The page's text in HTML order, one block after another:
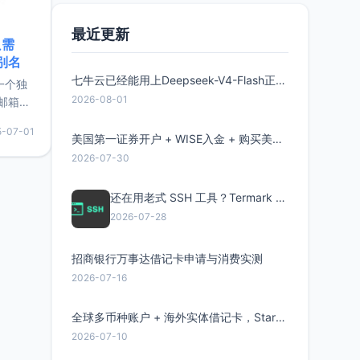
名
个独
箱等
较有
惠的
07-01
最近更新
七牛云已经能用上Deepseek-V4-Flash正式版了，点此领取300万Token
2026-08-01
美国第一证券开户 + WISE入金 + 购买美股全流程分享
2026-07-30
还在用老式 SSH 工具？Termark 新一代跨平台智能SSH客户端了解一下
2026-07-28
招商银行万事达借记卡申请与消费实测
2026-07-16
全球多币种账户 + 海外实体借记卡，Starryblu开户教程与注意事项
2026-07-10